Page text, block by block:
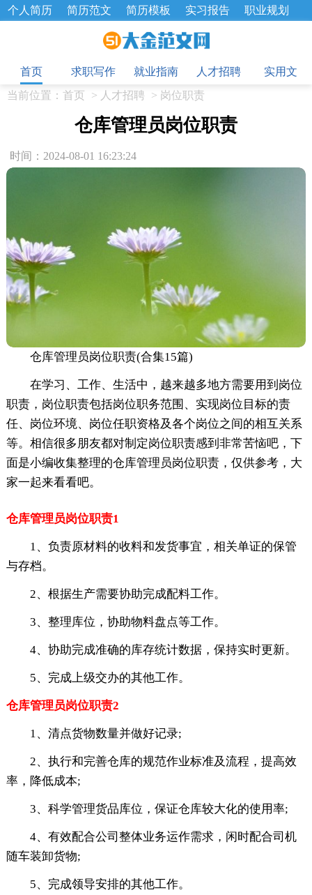
个人简历 简历范文 简历模板 实习报告
职业规划
招聘选拔 绩效考核 企业文化
工作总结
辞职报告
首页
求职写作 就业指南 人才招聘
实用文
当前位置： 首页 > 人才招聘 > 岗位职责
仓库管理员岗位职责
时间：2024-08-01 16:23:24
仓库管理员岗位职责(合集15篇)
在学习、工作、生活中，越来越多地方需要用到岗位
职责，岗位职责包括岗位职务范围、实现岗位目标的责
任、岗位环境、岗位任职资格及各个岗位之间的相互关系
等。相信很多朋友都对制定岗位职责感到非常苦恼吧，下
面是小编收集整理的仓库管理员岗位职责，仅供参考，大
家一起来看看吧。
仓库管理员岗位职责1
1、负责原材料的收料和发货事宜，相关单证的保管
与存档。
2、根据生产需要协助完成配料工作。
3、整理库位，协助物料盘点等工作。
4、协助完成准确的库存统计数据，保持实时更新。
5、完成上级交办的其他工作。
仓库管理员岗位职责2
1、清点货物数量并做好记录;
2、执行和完善仓库的规范作业标准及流程，提高效
率，降低成本;
3、科学管理货品库位，保证仓库较大化的使用率;
4、有效配合公司整体业务运作需求，闲时配合司机
随车装卸货物;
5、完成领导安排的其他工作。